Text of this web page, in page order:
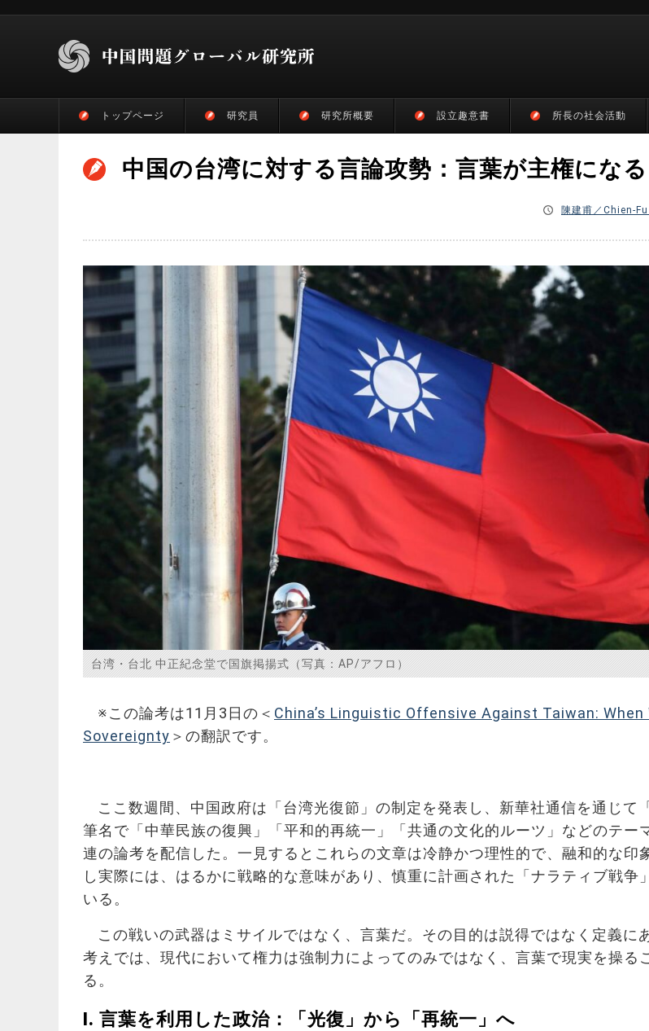
トップページ 研究員 研究所概要 設立趣意書 所長の社会活動
中国の台湾に対する言論攻勢：言葉が主権にな
陳建甫／Chien-
台湾・台北 中正紀念堂で国旗掲揚式（写真：AP/アフロ）
※この論考は11月3日の＜ China’s Linguistic Offensive Against Taiwan: When
Sovereignty ＞の翻訳です。
ここ数週間、中国政府は「台湾光復節」の制定を発表し、新華社通信を通じて
筆名で「中華民族の復興」「平和的再統一」「共通の文化的ルーツ」などのテー
連の論考を配信した。一見するとこれらの文章は冷静かつ理性的で、融和的な印
し実際には、はるかに戦略的な意味があり、慎重に計画された「ナラティブ戦争
いる。
この戦いの武器はミサイルではなく、言葉だ。その目的は説得ではなく定義に
考えでは、現代において権力は強制力によってのみではなく、言葉で現実を操る
る。
I. 言葉を利用した政治：「光復」から「再統一」へ